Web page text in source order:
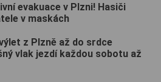
evakuace v Plzni! Hasiči
v maskách
z Plzně až do srdce
vlak jezdí každou sobotu až